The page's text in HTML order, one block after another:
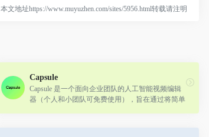
本文地址https://www.muyuzhen.com/sites/5956.html转载请注明
Capsule
Capsule 是一个面向企业团队的人工智能视频编辑
器（个人和小团队可免费使用），旨在通过将简单